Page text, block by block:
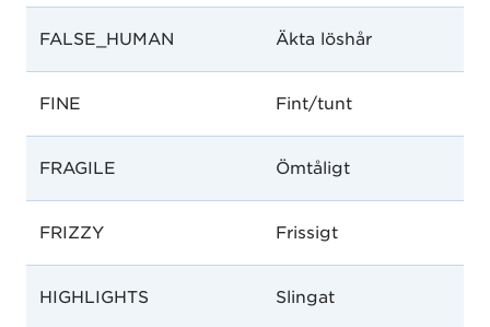
FALSE_HUMAN Äkta löshår
FINE Fint/tunt
FRAGILE Ömtåligt
FRIZZY Frissigt
HIGHLIGHTS Slingat